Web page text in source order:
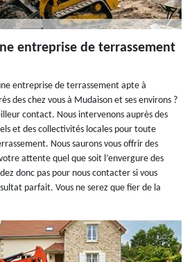
entreprise de terrassement
entreprise de terrassement apte à
des chez vous à Mudaison et ses environs ?
contact. Nous intervenons auprès des
et des collectivités locales pour toute
Nous saurons vous offrir des
attente quel que soit l’envergure des
donc pas pour nous contacter si vous
parfait. Vous ne serez que fier de la